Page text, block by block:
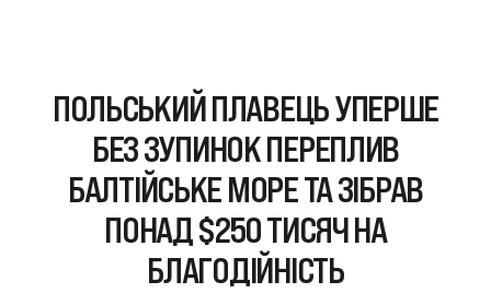
ПОЛЬСЬКИЙ ПЛАВЕЦЬ УПЕРШЕ
БЕЗ ЗУПИНОК ПЕРЕПЛИВ
БАЛТІЙСЬКЕ МОРЕ ТА ЗІБРАВ
ПОНАД $250 ТИСЯЧ НА
БЛАГОДІЙНІСТЬ